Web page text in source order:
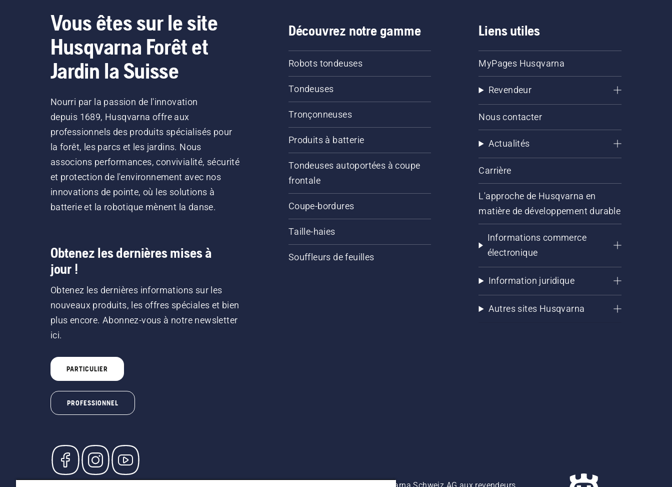
Vous êtes sur le site
Husqvarna Forêt et
Jardin la Suisse
Nourri par la passion de l'innovation
depuis 1689, Husqvarna offre aux
professionnels des produits spécialisés pour
la forêt, les parcs et les jardins. Nous
associons performances, convivialité, sécurité
et protection de l'environnement avec nos
innovations de pointe, où les solutions à
batterie et la robotique mènent la danse.
Obtenez les dernières mises à
jour !
Obtenez les dernières informations sur les
nouveaux produits, les offres spéciales et bien
plus encore. Abonnez-vous à notre newsletter
ici.
PARTICULIER
PROFESSIONNEL
Découvrez notre gamme
Robots tondeuses
Tondeuses
Tronçonneuses
Produits à batterie
Tondeuses autoportées à coupe
frontale
Coupe-bordures
Taille-haies
Souffleurs de feuilles
Liens utiles
MyPages Husqvarna
Revendeur
Nous contacter
Actualités
Carrière
L'approche de Husqvarna en
matière de développement durable
Informations commerce
électronique
Information juridique
Autres sites Husqvarna